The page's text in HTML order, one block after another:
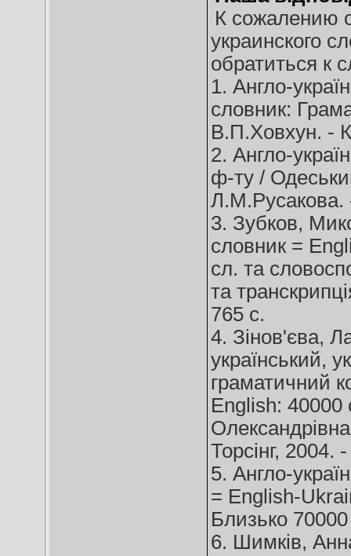
К сожалению
украинского
обратиться к
1. Англо-
словник:
В.П.Ховхун. -
2. Англо-
ф-ту /
Л.М.Русакова.
3. Зубков,
словник =
сл. та
та
765 с.
4. Зінов'єва,
український,
граматичний
English: 40000
Торсінг, 2004.
5. Англо-
= English-
Близько
6. Шимків,